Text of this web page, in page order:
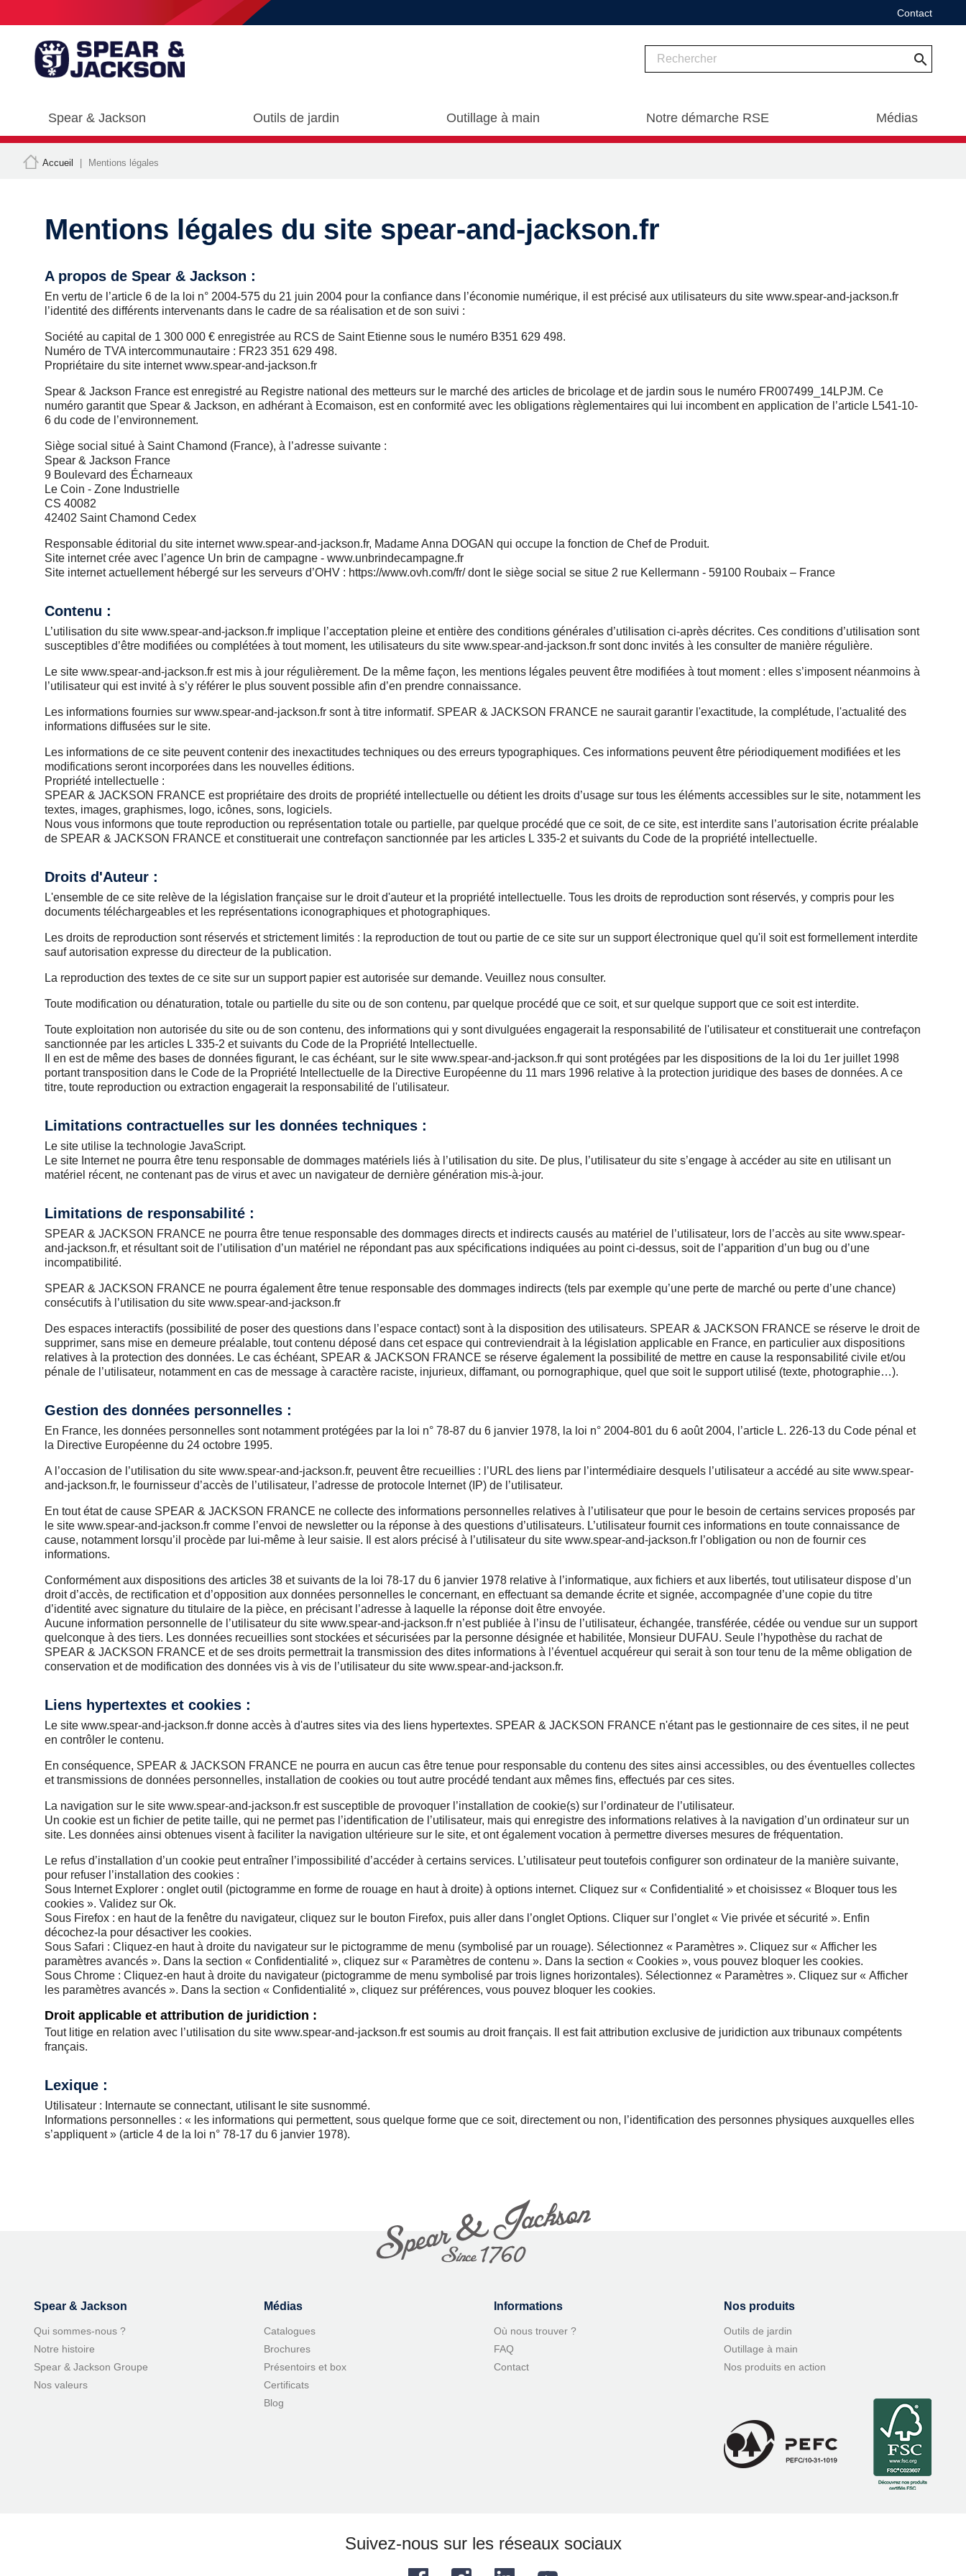
Contact
search
Spear & Jackson Outils de jardin Outillage à main Notre démarche RSE Médias
Accueil Mentions légales
Mentions légales du site spear-and-jackson.fr
A propos de Spear & Jackson :
En vertu de l’article 6 de la loi n° 2004-575 du 21 juin 2004 pour la confiance dans l’économie numérique, il est précisé aux utilisateurs du site www.spear-and-jackson.fr
l’identité des différents intervenants dans le cadre de sa réalisation et de son suivi :
Société au capital de 1 300 000 € enregistrée au RCS de Saint Etienne sous le numéro B351 629 498.
Numéro de TVA intercommunautaire : FR23 351 629 498.
Propriétaire du site internet www.spear-and-jackson.fr
Spear & Jackson France est enregistré au Registre national des metteurs sur le marché des articles de bricolage et de jardin sous le numéro FR007499_14LPJM. Ce
numéro garantit que Spear & Jackson, en adhérant à Ecomaison, est en conformité avec les obligations règlementaires qui lui incombent en application de l’article L541-10-
6 du code de l’environnement.
Siège social situé à Saint Chamond (France), à l’adresse suivante :
Spear & Jackson France
9 Boulevard des Écharneaux
Le Coin - Zone Industrielle
CS 40082
42402 Saint Chamond Cedex
Responsable éditorial du site internet www.spear-and-jackson.fr, Madame Anna DOGAN qui occupe la fonction de Chef de Produit.
Site internet crée avec l’agence Un brin de campagne - www.unbrindecampagne.fr
Site internet actuellement hébergé sur les serveurs d’OHV : https://www.ovh.com/fr/ dont le siège social se situe 2 rue Kellermann - 59100 Roubaix – France
Contenu :
L’utilisation du site www.spear-and-jackson.fr implique l’acceptation pleine et entière des conditions générales d’utilisation ci-après décrites. Ces conditions d’utilisation sont
susceptibles d’être modifiées ou complétées à tout moment, les utilisateurs du site www.spear-and-jackson.fr sont donc invités à les consulter de manière régulière.
Le site www.spear-and-jackson.fr est mis à jour régulièrement. De la même façon, les mentions légales peuvent être modifiées à tout moment : elles s’imposent néanmoins à
l’utilisateur qui est invité à s’y référer le plus souvent possible afin d’en prendre connaissance.
Les informations fournies sur www.spear-and-jackson.fr sont à titre informatif. SPEAR & JACKSON FRANCE ne saurait garantir l'exactitude, la complétude, l'actualité des
informations diffusées sur le site.
Les informations de ce site peuvent contenir des inexactitudes techniques ou des erreurs typographiques. Ces informations peuvent être périodiquement modifiées et les
modifications seront incorporées dans les nouvelles éditions.
Propriété intellectuelle :
SPEAR & JACKSON FRANCE est propriétaire des droits de propriété intellectuelle ou détient les droits d’usage sur tous les éléments accessibles sur le site, notamment les
textes, images, graphismes, logo, icônes, sons, logiciels.
Nous vous informons que toute reproduction ou représentation totale ou partielle, par quelque procédé que ce soit, de ce site, est interdite sans l’autorisation écrite préalable
de SPEAR & JACKSON FRANCE et constituerait une contrefaçon sanctionnée par les articles L 335-2 et suivants du Code de la propriété intellectuelle.
Droits d'Auteur :
L'ensemble de ce site relève de la législation française sur le droit d'auteur et la propriété intellectuelle. Tous les droits de reproduction sont réservés, y compris pour les
documents téléchargeables et les représentations iconographiques et photographiques.
Les droits de reproduction sont réservés et strictement limités : la reproduction de tout ou partie de ce site sur un support électronique quel qu'il soit est formellement interdite
sauf autorisation expresse du directeur de la publication.
La reproduction des textes de ce site sur un support papier est autorisée sur demande. Veuillez nous consulter.
Toute modification ou dénaturation, totale ou partielle du site ou de son contenu, par quelque procédé que ce soit, et sur quelque support que ce soit est interdite.
Toute exploitation non autorisée du site ou de son contenu, des informations qui y sont divulguées engagerait la responsabilité de l'utilisateur et constituerait une contrefaçon
sanctionnée par les articles L 335-2 et suivants du Code de la Propriété Intellectuelle.
Il en est de même des bases de données figurant, le cas échéant, sur le site www.spear-and-jackson.fr qui sont protégées par les dispositions de la loi du 1er juillet 1998
portant transposition dans le Code de la Propriété Intellectuelle de la Directive Européenne du 11 mars 1996 relative à la protection juridique des bases de données. A ce
titre, toute reproduction ou extraction engagerait la responsabilité de l'utilisateur.
Limitations contractuelles sur les données techniques :
Le site utilise la technologie JavaScript.
Le site Internet ne pourra être tenu responsable de dommages matériels liés à l’utilisation du site. De plus, l’utilisateur du site s’engage à accéder au site en utilisant un
matériel récent, ne contenant pas de virus et avec un navigateur de dernière génération mis-à-jour.
Limitations de responsabilité :
SPEAR & JACKSON FRANCE ne pourra être tenue responsable des dommages directs et indirects causés au matériel de l’utilisateur, lors de l’accès au site www.spear-
and-jackson.fr, et résultant soit de l’utilisation d’un matériel ne répondant pas aux spécifications indiquées au point ci-dessus, soit de l’apparition d’un bug ou d’une
incompatibilité.
SPEAR & JACKSON FRANCE ne pourra également être tenue responsable des dommages indirects (tels par exemple qu’une perte de marché ou perte d’une chance)
consécutifs à l’utilisation du site www.spear-and-jackson.fr
Des espaces interactifs (possibilité de poser des questions dans l’espace contact) sont à la disposition des utilisateurs. SPEAR & JACKSON FRANCE se réserve le droit de
supprimer, sans mise en demeure préalable, tout contenu déposé dans cet espace qui contreviendrait à la législation applicable en France, en particulier aux dispositions
relatives à la protection des données. Le cas échéant, SPEAR & JACKSON FRANCE se réserve également la possibilité de mettre en cause la responsabilité civile et/ou
pénale de l’utilisateur, notamment en cas de message à caractère raciste, injurieux, diffamant, ou pornographique, quel que soit le support utilisé (texte, photographie…).
Gestion des données personnelles :
En France, les données personnelles sont notamment protégées par la loi n° 78-87 du 6 janvier 1978, la loi n° 2004-801 du 6 août 2004, l’article L. 226-13 du Code pénal et
la Directive Européenne du 24 octobre 1995.
A l’occasion de l’utilisation du site www.spear-and-jackson.fr, peuvent être recueillies : l’URL des liens par l’intermédiaire desquels l’utilisateur a accédé au site www.spear-
and-jackson.fr, le fournisseur d’accès de l’utilisateur, l’adresse de protocole Internet (IP) de l’utilisateur.
En tout état de cause SPEAR & JACKSON FRANCE ne collecte des informations personnelles relatives à l’utilisateur que pour le besoin de certains services proposés par
le site www.spear-and-jackson.fr comme l’envoi de newsletter ou la réponse à des questions d’utilisateurs. L’utilisateur fournit ces informations en toute connaissance de
cause, notamment lorsqu’il procède par lui-même à leur saisie. Il est alors précisé à l’utilisateur du site www.spear-and-jackson.fr l’obligation ou non de fournir ces
informations.
Conformément aux dispositions des articles 38 et suivants de la loi 78-17 du 6 janvier 1978 relative à l’informatique, aux fichiers et aux libertés, tout utilisateur dispose d’un
droit d’accès, de rectification et d’opposition aux données personnelles le concernant, en effectuant sa demande écrite et signée, accompagnée d’une copie du titre
d’identité avec signature du titulaire de la pièce, en précisant l’adresse à laquelle la réponse doit être envoyée.
Aucune information personnelle de l’utilisateur du site www.spear-and-jackson.fr n’est publiée à l’insu de l’utilisateur, échangée, transférée, cédée ou vendue sur un support
quelconque à des tiers. Les données recueillies sont stockées et sécurisées par la personne désignée et habilitée, Monsieur DUFAU. Seule l’hypothèse du rachat de
SPEAR & JACKSON FRANCE et de ses droits permettrait la transmission des dites informations à l’éventuel acquéreur qui serait à son tour tenu de la même obligation de
conservation et de modification des données vis à vis de l’utilisateur du site www.spear-and-jackson.fr.
Liens hypertextes et cookies :
Le site www.spear-and-jackson.fr donne accès à d'autres sites via des liens hypertextes. SPEAR & JACKSON FRANCE n'étant pas le gestionnaire de ces sites, il ne peut
en contrôler le contenu.
En conséquence, SPEAR & JACKSON FRANCE ne pourra en aucun cas être tenue pour responsable du contenu des sites ainsi accessibles, ou des éventuelles collectes
et transmissions de données personnelles, installation de cookies ou tout autre procédé tendant aux mêmes fins, effectués par ces sites.
La navigation sur le site www.spear-and-jackson.fr est susceptible de provoquer l’installation de cookie(s) sur l’ordinateur de l’utilisateur.
Un cookie est un fichier de petite taille, qui ne permet pas l’identification de l’utilisateur, mais qui enregistre des informations relatives à la navigation d’un ordinateur sur un
site. Les données ainsi obtenues visent à faciliter la navigation ultérieure sur le site, et ont également vocation à permettre diverses mesures de fréquentation.
Le refus d’installation d’un cookie peut entraîner l’impossibilité d’accéder à certains services. L’utilisateur peut toutefois configurer son ordinateur de la manière suivante,
pour refuser l’installation des cookies :
Sous Internet Explorer : onglet outil (pictogramme en forme de rouage en haut à droite) à options internet. Cliquez sur « Confidentialité » et choisissez « Bloquer tous les
cookies ». Validez sur Ok.
Sous Firefox : en haut de la fenêtre du navigateur, cliquez sur le bouton Firefox, puis aller dans l’onglet Options. Cliquer sur l’onglet « Vie privée et sécurité ». Enfin
décochez-la pour désactiver les cookies.
Sous Safari : Cliquez-en haut à droite du navigateur sur le pictogramme de menu (symbolisé par un rouage). Sélectionnez « Paramètres ». Cliquez sur « Afficher les
paramètres avancés ». Dans la section « Confidentialité », cliquez sur « Paramètres de contenu ». Dans la section « Cookies », vous pouvez bloquer les cookies.
Sous Chrome : Cliquez-en haut à droite du navigateur (pictogramme de menu symbolisé par trois lignes horizontales). Sélectionnez « Paramètres ». Cliquez sur « Afficher
les paramètres avancés ». Dans la section « Confidentialité », cliquez sur préférences, vous pouvez bloquer les cookies.
Droit applicable et attribution de juridiction :
Tout litige en relation avec l’utilisation du site www.spear-and-jackson.fr est soumis au droit français. Il est fait attribution exclusive de juridiction aux tribunaux compétents
français.
Lexique :
Utilisateur : Internaute se connectant, utilisant le site susnommé.
Informations personnelles : « les informations qui permettent, sous quelque forme que ce soit, directement ou non, l’identification des personnes physiques auxquelles elles
s’appliquent » (article 4 de la loi n° 78-17 du 6 janvier 1978).
Spear & Jackson
Qui sommes-nous ?
Notre histoire
Spear & Jackson Groupe
Nos valeurs
Médias
Catalogues
Brochures
Présentoirs et box
Certificats
Blog
Informations
Où nous trouver ?
FAQ
Contact
Nos produits
Outils de jardin
Outillage à main
Nos produits en action
Suivez-nous sur les réseaux sociaux